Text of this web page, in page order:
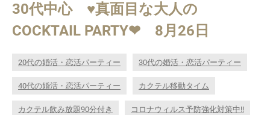
30代中心 ♥真面目な大人の
COCKTAIL PARTY❤ 8月26日
20代の婚活・恋活パーティー 30代の婚活・恋活パーティー
40代の婚活・恋活パーティー カクテル移動タイム
カクテル飲み放題90分付き コロナウィルス予防強化対策中!!